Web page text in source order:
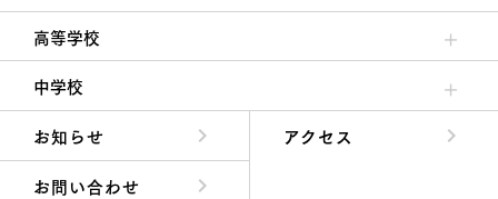
クラブ活動・生徒会活動
夙川ブログ
制服紹介
夙川カレンダー
高等学校
高校校長からの挨拶
高校の教育方針／特色
特進コース／進学コース
年間行事
先輩たちの声・生徒たちの声
中学校
中学校長からの挨拶
中学校の教育方針／特色
Aコース／Bコース
年間行事
先輩たちの声・生徒たちの声
お知らせ
アクセス
お問い合わせ